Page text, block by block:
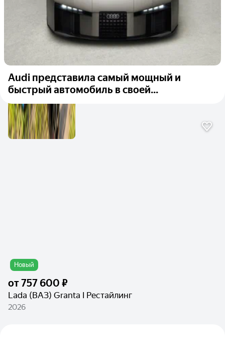
Audi представила самый мощный и
быстрый автомобиль в своей...
Новый
от757 600 ₽
Lada (ВАЗ) Granta I Рестайлинг
2026